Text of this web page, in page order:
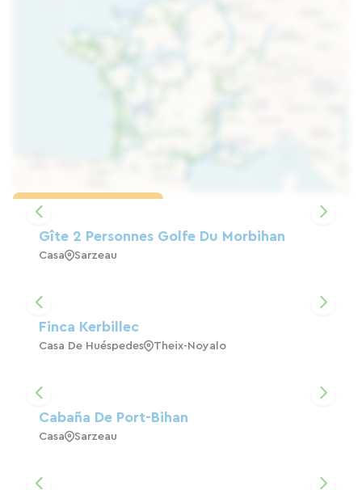
Gîte 2 Personnes Golfe Du Morbihan
Casa Sarzeau
Finca Kerbillec
Casa De Huéspedes Theix-Noyalo
Cabaña De Port-Bihan
Casa Sarzeau
Cargar el mapa